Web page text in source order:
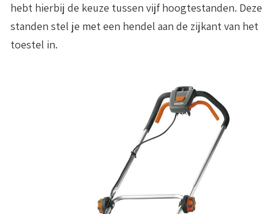
hebt hierbij de keuze tussen vijf hoogtestanden. Deze
standen stel je met een hendel aan de zijkant van het
toestel in.